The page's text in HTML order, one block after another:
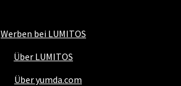
Werben bei LUMITOS
Über LUMITOS
Über yumda.com